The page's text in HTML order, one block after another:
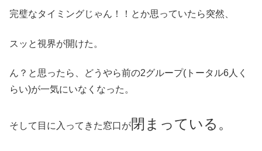
完璧なタイミングじゃん！！とか思っていたら突然、
スッと視界が開けた。
ん？と思ったら、どうやら前の2グループ(トータル6人く
らい)が一気にいなくなった。
そして目に入ってきた窓口が閉まっている。